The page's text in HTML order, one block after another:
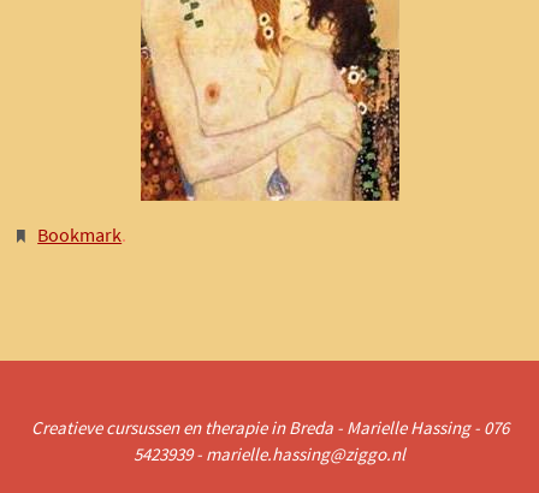
Bookmark.
Creatieve cursussen en therapie in Breda - Marielle Hassing - 076
5423939 - marielle.hassing@ziggo.nl